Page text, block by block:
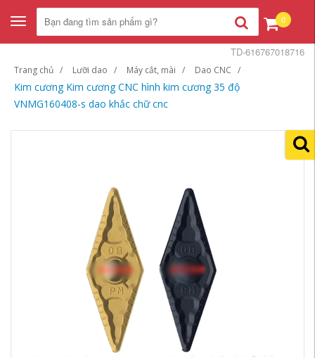
Toggle
navigation
0
Trang chủ Lưỡi dao Máy cắt, mài Dao CNC
Kim cương Kim cương CNC hình kim cương 35 độ
VNMG160408-s dao khắc chữ cnc
TD-616767018716